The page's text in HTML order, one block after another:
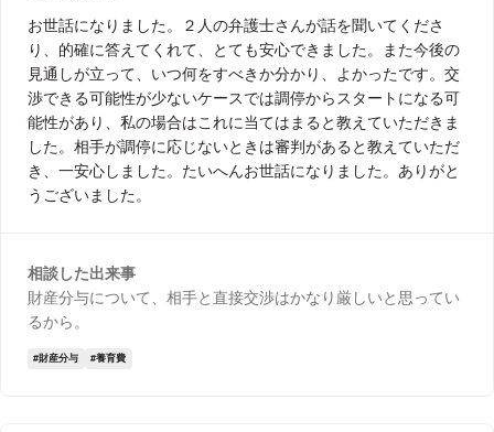
お世話になりました。２人の弁護士さんが話を聞いてくださ
り、的確に答えてくれて、とても安心できました。また今後の
見通しが立って、いつ何をすべきか分かり、よかったです。交
渉できる可能性が少ないケースでは調停からスタートになる可
能性があり、私の場合はこれに当てはまると教えていただきま
した。相手が調停に応じないときは審判があると教えていただ
き、一安心しました。たいへんお世話になりました。ありがと
うございました。
相談した出来事
財産分与について、相手と直接交渉はかなり厳しいと思ってい
るから。
財産分与 養育費